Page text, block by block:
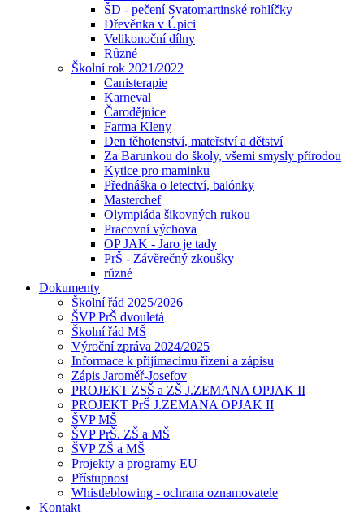
ŠD - pečení Svatomartinské rohlíčky
Dřevěnka v Úpici
Velikonoční dílny
Různé
Školní rok 2021/2022
Canisterapie
Karneval
Čarodějnice
Farma Kleny
Den těhotenství, mateřství a dětství
Za Barunkou do školy, všemi smysly přírodou
Kytice pro maminku
Přednáška o letectví, balónky
Masterchef
Olympiáda šikovných rukou
Pracovní výchova
OP JAK - Jaro je tady
PrŠ - Závěrečný zkoušky
různé
Dokumenty
Školní řád 2025/2026
ŠVP PrŠ dvouletá
Školní řád MŠ
Výroční zpráva 2024/2025
Informace k přijímacímu řízení a zápisu
Zápis Jaroměř-Josefov
PROJEKT ZSŠ a ZŠ J.ZEMANA OPJAK II
PROJEKT PrŠ J.ZEMANA OPJAK II
ŠVP MŠ
ŠVP PrŠ. ZŠ a MŠ
ŠVP ZŠ a MŠ
Projekty a programy EU
Přístupnost
Whistleblowing - ochrana oznamovatele
Kontakt